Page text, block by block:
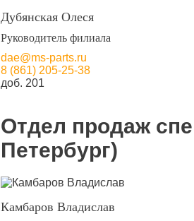
Дубянская Олеся
Руководитель филиала
dae@ms-parts.ru
8 (861) 205-25-38
доб. 201
Отдел продаж
Петербург)
Камбаров Владислав